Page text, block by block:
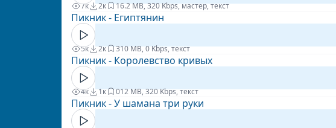
7к 2к 16.2 MB, 320 Kbps, мастер, текст
Пикник - Египтянин
5к 2к 310 MB, 0 Kbps, текст
Пикник - Королевство кривых
4к 1к 012 MB, 320 Kbps, текст
Пикник - У шамана три руки